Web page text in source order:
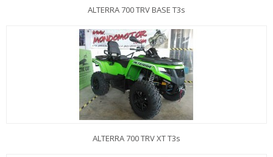
ALTERRA 700 TRV BASE T3s
ALTERRA 700 TRV XT T3s